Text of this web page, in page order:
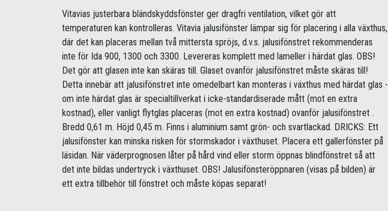
Vitavias justerbara bländskyddsfönster ger dragfri ventilation, vilket gör att
temperaturen kan kontrolleras. Vitavia jalusifönster lämpar sig för placering i alla växthus,
där det kan placeras mellan två mittersta spröjs, d.v.s. jalusifönstret rekommenderas
inte för Ida 900, 1300 och 3300. Levereras komplett med lameller i härdat glas. OBS!
Det gör att glasen inte kan skäras till. Glaset ovanför jalusifönstret måste skäras till!
Detta innebär att jalusifönstret inte omedelbart kan monteras i växthus med härdat glas -
om inte härdat glas är specialtillverkat i icke-standardiserade mått (mot en extra
kostnad), eller vanligt flytglas placeras (mot en extra kostnad) ovanför jalusifönstret .
Bredd 0,61 m. Höjd 0,45 m. Finns i aluminium samt grön- och svartlackad. DRICKS: Ett
jalusifönster kan minska risken för stormskador i växthuset. Placera ett gallerfönster på
läsidan. När väderprognosen låter på hård vind eller storm öppnas blindfönstret så att
det inte bildas undertryck i växthuset. OBS! Jalusifönsteröppnaren (visas på bilden) är
ett extra tillbehör till fönstret och måste köpas separat!